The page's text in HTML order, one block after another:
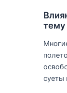
тему
суеты